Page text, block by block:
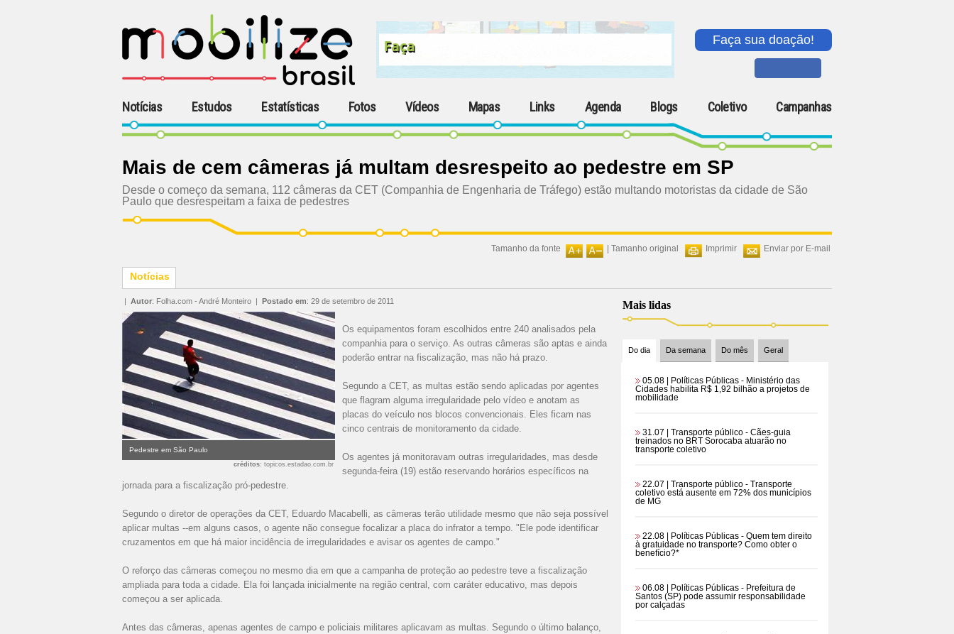
Faça sua doação!
Notícias Estudos Estatísticas Fotos Vídeos Mapas Links Agenda Blogs Coletivo Campanhas
Mais de cem câmeras já multam desrespeito ao pedestre em SP
Desde o começo da semana, 112 câmeras da CET (Companhia de Engenharia de Tráfego) estão multando motoristas da cidade de São
Paulo que desrespeitam a faixa de pedestres
Enviar por E-mail
Imprimir
Tamanho da fonte Tamanho original
Notícias
| Autor: Folha.com - André Monteiro | Postado em: 29 de setembro de 2011
Pedestre em São Paulo
créditos: topicos.estadao.com.br
Os equipamentos foram escolhidos entre 240 analisados pela
companhia para o serviço. As outras câmeras são aptas e ainda
poderão entrar na fiscalização, mas não há prazo.
Segundo a CET, as multas estão sendo aplicadas por agentes
que flagram alguma irregularidade pelo vídeo e anotam as
placas do veículo nos blocos convencionais. Eles ficam nas
cinco centrais de monitoramento da cidade.
Os agentes já monitoravam outras irregularidades, mas desde
segunda-feira (19) estão reservando horários específicos na
jornada para a fiscalização pró-pedestre.
Segundo o diretor de operações da CET, Eduardo Macabelli, as câmeras terão utilidade mesmo que não seja possível
aplicar multas --em alguns casos, o agente não consegue focalizar a placa do infrator a tempo. "Ele pode identificar
cruzamentos em que há maior incidência de irregularidades e avisar os agentes de campo."
O reforço das câmeras começou no mesmo dia em que a campanha de proteção ao pedestre teve a fiscalização
ampliada para toda a cidade. Ela foi lançada inicialmente na região central, com caráter educativo, mas depois
começou a ser aplicada.
Antes das câmeras, apenas agentes de campo e policiais militares aplicavam as multas. Segundo o último balanço,
Mais lidas
Do dia Da semana Do mês Geral
05.08 | Políticas Públicas - Ministério das
Cidades habilita R$ 1,92 bilhão a projetos de
mobilidade
31.07 | Transporte público - Cães-guia
treinados no BRT Sorocaba atuarão no
transporte coletivo
22.07 | Transporte público - Transporte
coletivo está ausente em 72% dos municípios
de MG
22.08 | Políticas Públicas - Quem tem direito
à gratuidade no transporte? Como obter o
benefício?*
06.08 | Políticas Públicas - Prefeitura de
Santos (SP) pode assumir responsabilidade
por calçadas